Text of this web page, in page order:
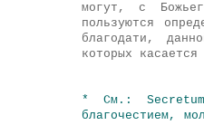
могут, с
пользуются
благодати,
которых касается
* См.:
благочестием,